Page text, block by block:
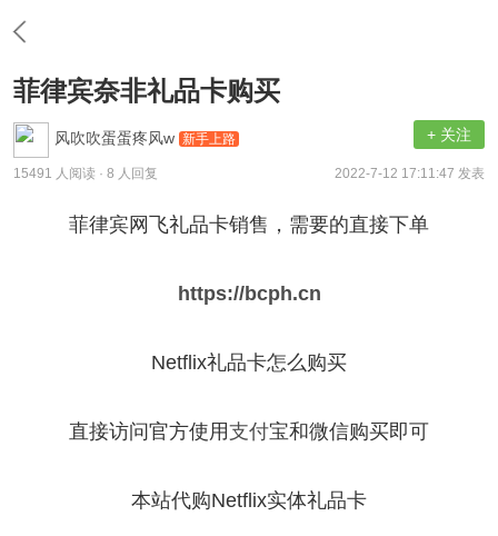
菲律宾奈非礼品卡购买
风吹吹蛋蛋疼风w 新手上路 + 关注
15491 人阅读 · 8 人回复 2022-7-12 17:11:47 发表
菲律宾网飞礼品卡销售，需要的直接下单
https://bcph.cn
Netflix礼品卡怎么购买
直接访问官方使用支付宝和微信购买即可
本站代购Netflix实体礼品卡